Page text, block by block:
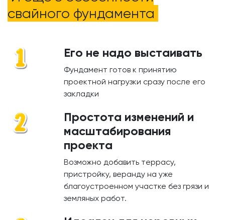
свайного фундамента
Его не надо выстаивать
Фундамент готов к принятию
проектной нагрузки сразу после его
закладки
Простота изменений и
масштабирования
проекта
Возможно добавить террасу,
пристройку, веранду на уже
благоустроенном участке без грязи и
земляных работ.